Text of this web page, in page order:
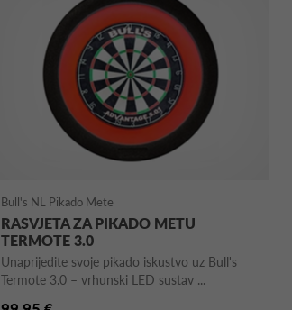
Bull's NL Pikado Mete
RASVJETA ZA PIKADO METU
TERMOTE 3.0
Unaprijedite svoje pikado iskustvo uz Bull's
Termote 3.0 – vrhunski LED sustav ...